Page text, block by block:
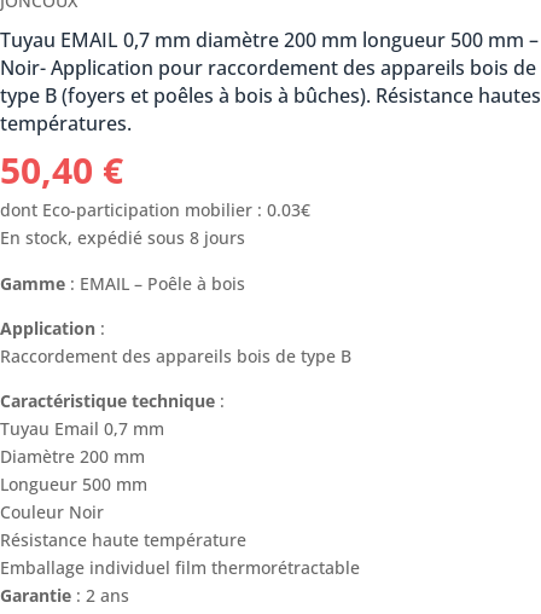
Tuyau EMAIL 0,7 mm diamètre 200 mm longueur 500 mm –
Noir- Application pour raccordement des appareils bois de
type B (foyers et poêles à bois à bûches). Résistance hautes
températures.
50,40 €
dont Eco-participation mobilier : 0.03€
En stock, expédié sous 8 jours
Gamme : EMAIL – Poêle à bois
Application :
Raccordement des appareils bois de type B
Caractéristique technique :
Tuyau Email 0,7 mm
Diamètre 200 mm
Longueur 500 mm
Couleur Noir
Résistance haute température
Emballage individuel film thermorétractable
Garantie : 2 ans